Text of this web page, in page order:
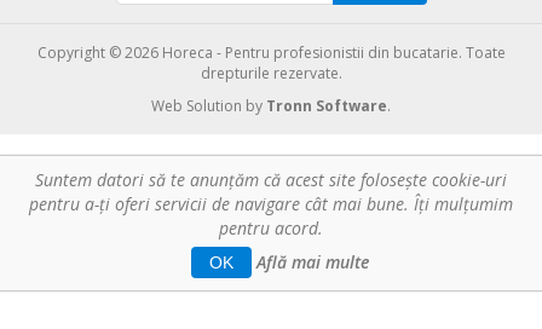
Copyright © 2026 Horeca - Pentru profesionistii din bucatarie. Toate
drepturile rezervate.
Web Solution by Tronn Software.
Suntem datori să te anunţăm că acest site foloseşte cookie-uri
pentru a-ți oferi servicii de navigare cât mai bune. Îţi mulțumim
pentru acord.
OK Află mai multe